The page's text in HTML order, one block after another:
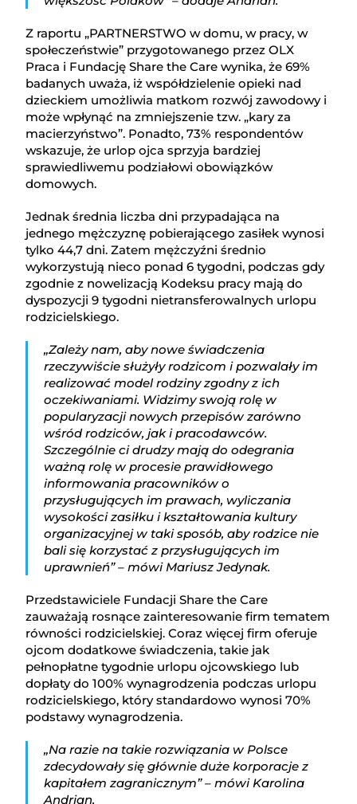
Z raportu „PARTNERSTWO w domu, w pracy, w
społeczeństwie” przygotowanego przez OLX
Praca i Fundację Share the Care wynika, że 69%
badanych uważa, iż współdzielenie opieki nad
dzieckiem umożliwia matkom rozwój zawodowy i
może wpłynąć na zmniejszenie tzw. „kary za
macierzyństwo”. Ponadto, 73% respondentów
wskazuje, że urlop ojca sprzyja bardziej
sprawiedliwemu podziałowi obowiązków
domowych.
Jednak średnia liczba dni przypadająca na
jednego mężczyznę pobierającego zasiłek wynosi
tylko 44,7 dni. Zatem mężczyźni średnio
wykorzystują nieco ponad 6 tygodni, podczas gdy
zgodnie z nowelizacją Kodeksu pracy mają do
dyspozycji 9 tygodni nietransferowalnych urlopu
rodzicielskiego.
„Zależy nam, aby nowe świadczenia
rzeczywiście służyły rodzicom i pozwalały im
realizować model rodziny zgodny z ich
oczekiwaniami. Widzimy swoją rolę w
popularyzacji nowych przepisów zarówno
wśród rodziców, jak i pracodawców.
Szczególnie ci drudzy mają do odegrania
ważną rolę w procesie prawidłowego
informowania pracowników o
przysługujących im prawach, wyliczania
wysokości zasiłku i kształtowania kultury
organizacyjnej w taki sposób, aby rodzice nie
bali się korzystać z przysługujących im
uprawnień” – mówi Mariusz Jedynak.
Przedstawiciele Fundacji Share the Care
zauważają rosnące zainteresowanie firm tematem
równości rodzicielskiej. Coraz więcej firm oferuje
ojcom dodatkowe świadczenia, takie jak
pełnopłatne tygodnie urlopu ojcowskiego lub
dopłaty do 100% wynagrodzenia podczas urlopu
rodzicielskiego, który standardowo wynosi 70%
podstawy wynagrodzenia.
„Na razie na takie rozwiązania w Polsce
zdecydowały się głównie duże korporacje z
kapitałem zagranicznym” – mówi Karolina
Andrian.